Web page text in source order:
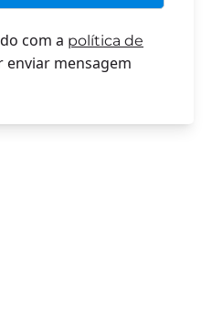
com a política de
enviar mensagem